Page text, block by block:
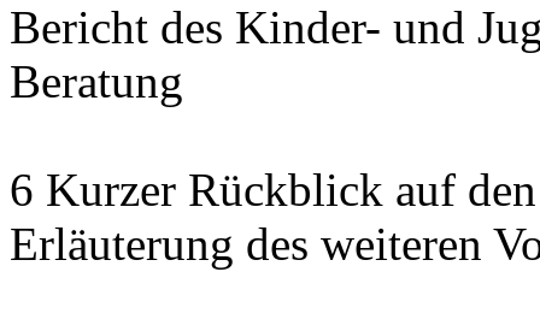
Bericht des Kinder- und
Beratung
6 Kurzer Rückblick auf
Erläuterung des weiteren